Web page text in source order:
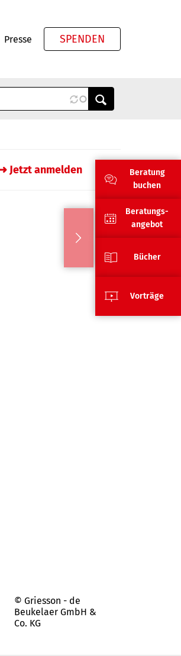
Presse SPENDEN
Jetzt anmelden
© Griesson - de
Beukelaer GmbH &
Co. KG
Beratung
buchen
Beratungs-
angebot
Bücher
Vorträge